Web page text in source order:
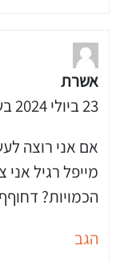
אשרת
23 ביולי 2024 בשעה 18:38
אם אני רוצה
מייפל רגיל
הכמויות?
הגב